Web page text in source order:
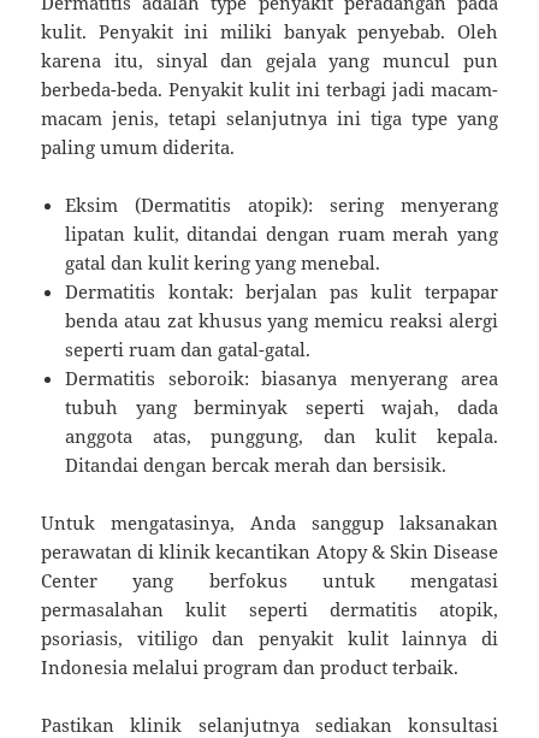
kulit. Penyakit ini miliki banyak penyebab. Oleh
karena itu, sinyal dan gejala yang muncul pun
berbeda-beda. Penyakit kulit ini terbagi jadi macam-
macam jenis, tetapi selanjutnya ini tiga type yang
paling umum diderita.
Eksim (Dermatitis atopik): sering menyerang
lipatan kulit, ditandai dengan ruam merah yang
gatal dan kulit kering yang menebal.
Dermatitis kontak: berjalan pas kulit terpapar
benda atau zat khusus yang memicu reaksi alergi
seperti ruam dan gatal-gatal.
Dermatitis seboroik: biasanya menyerang area
tubuh yang berminyak seperti wajah, dada
anggota atas, punggung, dan kulit kepala.
Ditandai dengan bercak merah dan bersisik.
Untuk mengatasinya, Anda sanggup laksanakan
perawatan di klinik kecantikan Atopy & Skin Disease
Center yang berfokus untuk mengatasi
permasalahan kulit seperti dermatitis atopik,
psoriasis, vitiligo dan penyakit kulit lainnya di
Indonesia melalui program dan product terbaik.
Pastikan klinik selanjutnya sediakan konsultasi